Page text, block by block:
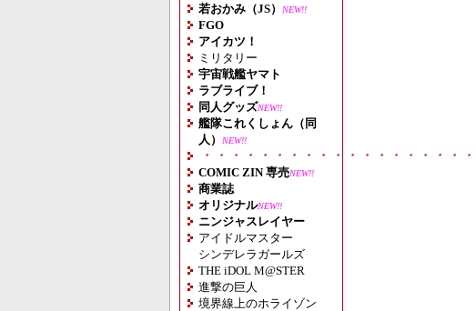
若おかみ（JS） NEW!!
FGO
アイカツ！
ミリタリー
宇宙戦艦ヤマト
ラブライブ！
同人グッズNEW!!
艦隊これくしょん（同
人）
NEW!!
・・・・・・・・・・・・・・・・・・・
COMIC ZIN 専売NEW!!
商業誌
オリジナルNEW!!
ニンジャスレイヤー
アイドルマスター
シンデレラガールズ
THE iDOL M@STER
進撃の巨人
境界線上のホライゾン